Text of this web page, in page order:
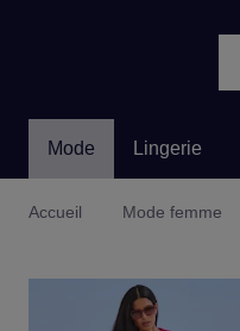
Mode Lingerie
Accueil Mode femme